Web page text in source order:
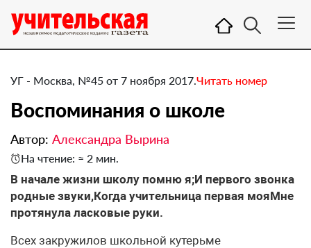
УГ - Москва, №45 от 7 ноября 2017.Читать номер
Воспоминания о школе
Автор: Александра Вырина
На чтение: ≈ 2 мин.
​В начале жизни школу помню я;И первого звонка
родные звуки,Когда учительница первая мояМне
протянула ласковые руки.
Всех закружилов школьной кутерьме